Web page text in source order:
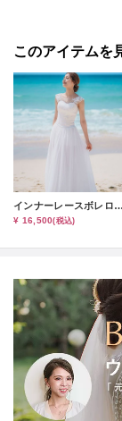
このアイテムを
インナーレースボレロ（オプション小物）
¥ 16,500(税込)